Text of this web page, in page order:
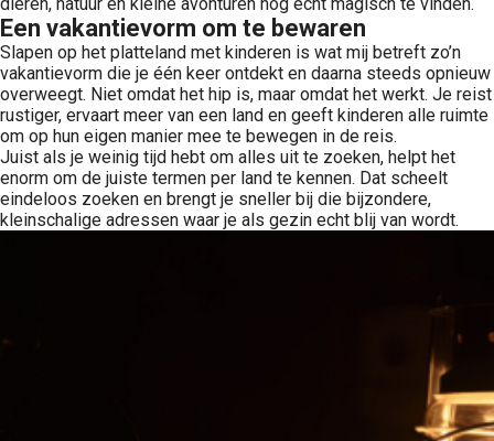
dieren, natuur en kleine avonturen nog echt magisch te vinden.
Een vakantievorm om te bewaren
Slapen op het platteland met kinderen is wat mij betreft zo’n
vakantievorm die je één keer ontdekt en daarna steeds opnieuw
overweegt. Niet omdat het hip is, maar omdat het werkt. Je reist
rustiger, ervaart meer van een land en geeft kinderen alle ruimte
om op hun eigen manier mee te bewegen in de reis.
Juist als je weinig tijd hebt om alles uit te zoeken, helpt het
enorm om de juiste termen per land te kennen. Dat scheelt
eindeloos zoeken en brengt je sneller bij die bijzondere,
kleinschalige adressen waar je als gezin echt blij van wordt.